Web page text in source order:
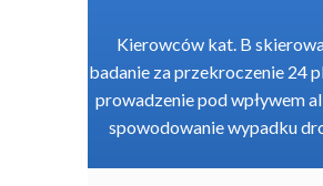
Kierowców kat. B
badanie za przekroczenie 24
prowadzenie pod wpływem
spowodowanie wypadku